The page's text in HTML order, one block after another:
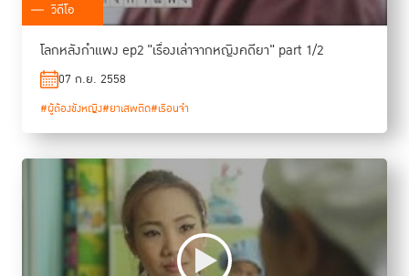
วิดีโอ
โลกหลังกำแพง ep2 "เรื่องเล่าจากหญิงคดียา" part 1/2
07 ก.ย. 2558
#ผู้ต้องขังหญิง#ยาเสพติด#เรือนจำ